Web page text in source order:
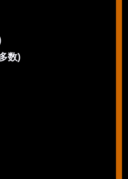
数)